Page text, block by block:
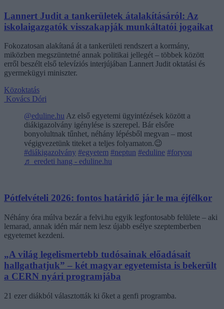
Lannert Judit a tankerületek átalakításáról: Az
iskolaigazgatók visszakapják munkáltatói jogaikat
Fokozatosan alakítaná át a tankerületi rendszert a kormány,
miközben megszüntetné annak politikai jellegét – többek között
erről beszélt első televíziós interjújában Lannert Judit oktatási és
gyermekügyi miniszter.
Közoktatás
Kovács Dóri
@eduline.hu Az első egyetemi ügyintézések között a
diákigazolvány igénylése is szerepel. Bár elsőre
bonyolultnak tűnhet, néhány lépésből megvan – most
végigvezetünk titeket a teljes folyamaton.😉
#diákigazolvány #egyetem #neptun #eduline #foryou
♬ eredeti hang - eduline.hu
Pótfelvételi 2026: fontos határidő jár le ma éjfélkor
Néhány óra múlva bezár a felvi.hu egyik legfontosabb felülete – aki
lemarad, annak idén már nem lesz újabb esélye szeptemberben
egyetemet kezdeni.
„A világ legelismertebb tudósainak előadásait
hallgathatjuk” – két magyar egyetemista is bekerült
a CERN nyári programjába
21 ezer diákból választották ki őket a genfi programba.